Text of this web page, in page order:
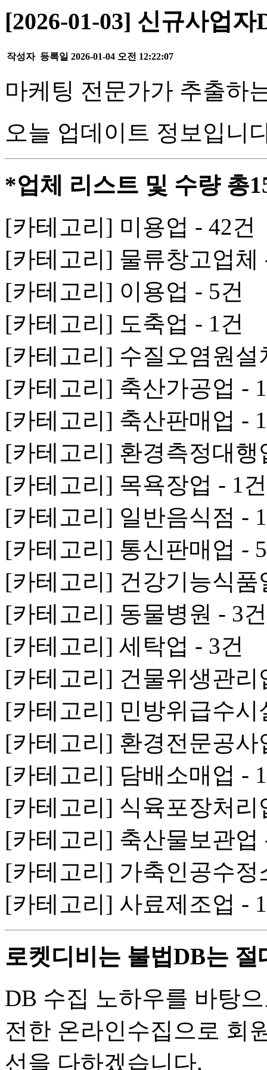
[2026-01-03] 신규사업
작성자 등록일 2026-01-04 오전 12:22:07
마케팅 전문가가 추출하
오늘 업데이트 정보입니
*업체 리스트 및 수량 총
[카테고리] 미용업 - 42건
[카테고리] 물류창고업체
[카테고리] 이용업 - 5건
[카테고리] 도축업 - 1건
[카테고리] 수질오염원설
[카테고리] 축산가공업 -
[카테고리] 축산판매업 -
[카테고리] 환경측정대행
[카테고리] 목욕장업 - 1건
[카테고리] 일반음식점 -
[카테고리] 통신판매업 -
[카테고리] 건강기능식품
[카테고리] 동물병원 - 3건
[카테고리] 세탁업 - 3건
[카테고리] 건물위생관리
[카테고리] 민방위급수시
[카테고리] 환경전문공사
[카테고리] 담배소매업 -
[카테고리] 식육포장처리
[카테고리] 축산물보관업
[카테고리] 가축인공수정
[카테고리] 사료제조업 -
로켓디비는 불법DB는
DB 수집 노하우를 바탕
전한 온라인수집으로 회
선을 다하겠습니다.